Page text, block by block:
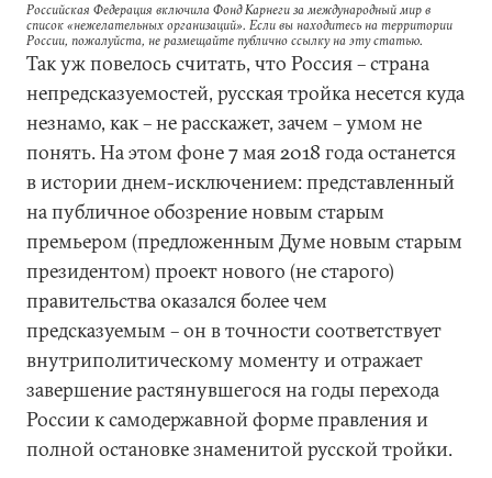
Российская Федерация включила Фонд Карнеги за международный мир в
список «нежелательных организаций». Если вы находитесь на территории
России, пожалуйста, не размещайте публично ссылку на эту статью.
Так уж повелось считать, что Россия – страна
непредсказуемостей, русская тройка несется куда
незнамо, как – не расскажет, зачем – умом не
понять. На этом фоне 7 мая 2018 года останется
в истории днем-исключением: представленный
на публичное обозрение новым старым
премьером (предложенным Думе новым старым
президентом) проект нового (не старого)
правительства оказался более чем
предсказуемым – он в точности соответствует
внутриполитическому моменту и отражает
завершение растянувшегося на годы перехода
России к самодержавной форме правления и
полной остановке знаменитой русской тройки.